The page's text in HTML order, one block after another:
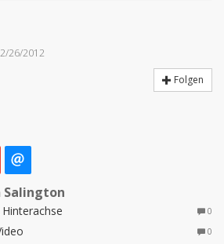
26/2012
Folgen
Salington
0
0